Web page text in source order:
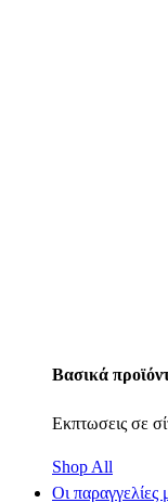
Βασικά
Εκπτωσεις σε
Shop All
Οι παραγγελίες